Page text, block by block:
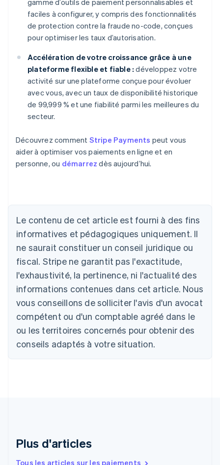
gamme d’outils de paiement personnalisables et
faciles à configurer, y compris des fonctionnalités
de protection contre la fraude no-code, conçues
pour optimiser les taux d’autorisation.
Accélération de votre croissance grâce à une
plateforme flexible et fiable : développez votre
activité sur une plateforme conçue pour évoluer
avec vous, avec un taux de disponibilité historique
de 99,999 % et une fiabilité parmi les meilleures du
secteur.
Découvrez comment Stripe Payments peut vous
aider à optimiser vos paiements en ligne et en
personne, ou démarrez dès aujourd’hui.
Le contenu de cet article est fourni à des fins
informatives et pédagogiques uniquement. Il
ne saurait constituer un conseil juridique ou
fiscal. Stripe ne garantit pas l'exactitude,
l'exhaustivité, la pertinence, ni l'actualité des
informations contenues dans cet article. Nous
vous conseillons de solliciter l'avis d'un avocat
compétent ou d'un comptable agréé dans le
ou les territoires concernés pour obtenir des
conseils adaptés à votre situation.
Plus d'articles
Tous les articles sur les paiements
DeutschEnglish
English
Autriche
Deutsch English
Belgique
NederlandsFrançaisDeutschEnglish
Brésil
Bulgarie
English
Canada
English Français
Chine continentale
Espagne